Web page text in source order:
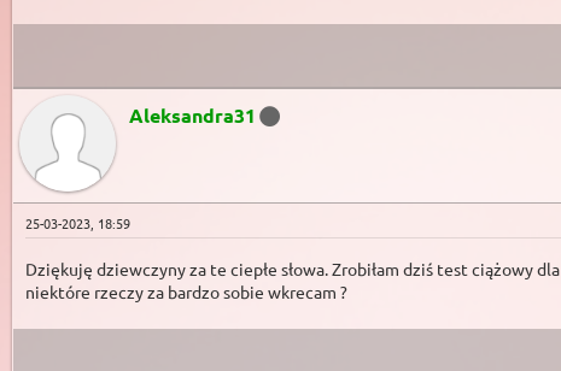
Aleksandra31
25-03-2023, 18:59
Dziękuję dziewczyny za te ciepłe słowa. Zrobiłam dziś test ciążowy
niektóre rzeczy za bardzo sobie wkrecam ?